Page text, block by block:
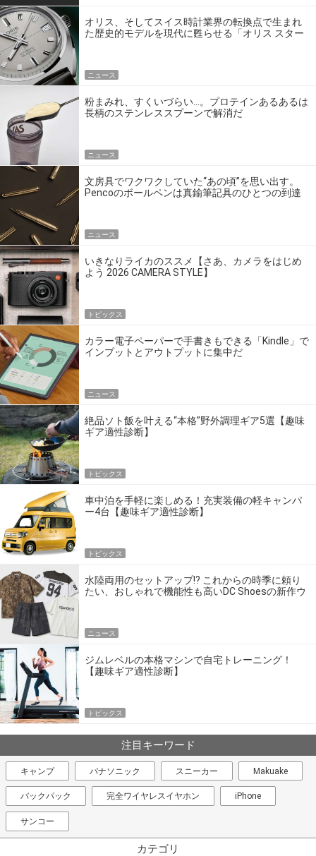
オリス、そしてスイス時計業界の転換点で生まれ
た歴史的モデルを現代に甦らせる「オリス スター
ニュース
粉まみれ、すくいづらい…。プロテインあるあるは
長柄のステンレススプーンで解消だ
ニュース
文房具でワクワクしていた“あの頃”を思い出す。
Pencoのボールペンは真鍮筆記具のひとつの到達
ニュース
いきなりライカのススメ【さあ、カメラをはじめ
よう 2026 CAMERA STYLE】
トピックス
カラー電子ペーパーで手書きもできる「Kindle」で
インプットとアウトプットに集中だ
ニュース
絶品ソト飯を叶える“本格”野外調理ギア5選【趣味
ギア適性診断】
トピックス
車中泊を手軽に楽しめる！充実装備の軽キャンパ
ー4台【趣味ギア適性診断】
トピックス
水陸両用のセットアップ!? これからの時季に頼り
たい、おしゃれで機能性も高いDC Shoesの新作ウ
ニュース
ジムレベルの本格マシンで自宅トレーニング！
【趣味ギア適性診断】
トピックス
注目キーワード
キャンプ パナソニック スニーカー Makuake
バックパック 完全ワイヤレスイヤホン iPhone
サンコー
カテゴリ